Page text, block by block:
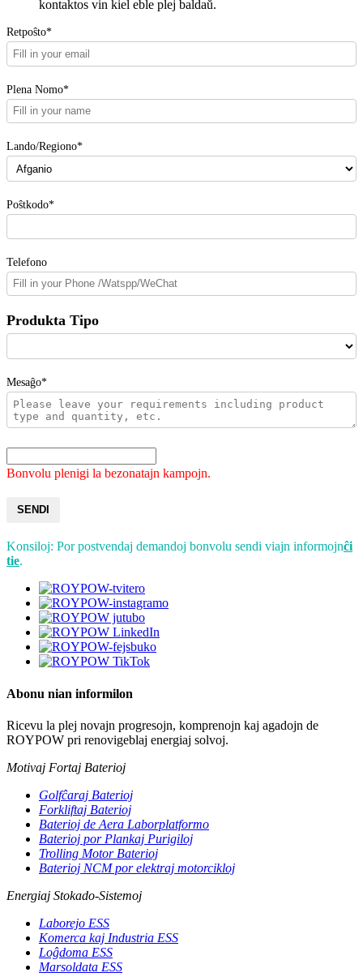
kontaktos vin kiel eble plej baldaŭ.
Retpoŝto*
Plena Nomo*
Lando/Regiono*
Poŝtkodo*
Telefono
Produkta Tipo
Mesaĝo*
Bonvolu plenigi la bezonatajn kampojn.
SENDI
Konsiloj: Por postvendaj demandoj bonvolu sendi viajn informojnĉi
tie.
Abonu nian informilon
Ricevu la plej novajn progresojn, komprenojn kaj agadojn de
ROYPOW pri renovigeblaj energiaj solvoj.
Motivaj Fortaj Baterioj
Golfĉaraj Baterioj
Forkliftaj Baterioj
Baterioj de Aera Laborplatformo
Baterioj por Plankaj Purigiloj
Trolling Motor Baterioj
Baterioj NCM por elektraj motorcikloj
Energiaj Stokado-Sistemoj
Laborejo ESS
Komerca kaj Industria ESS
Loĝdoma ESS
Marsoldata ESS